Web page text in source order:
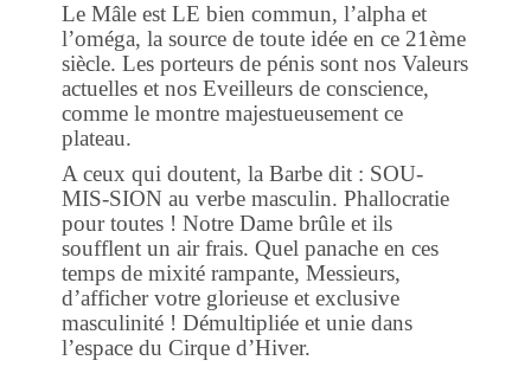
Le Mâle est LE bien commun, l’alpha et
l’oméga, la source de toute idée en ce 21ème
siècle. Les porteurs de pénis sont nos Valeurs
actuelles et nos Eveilleurs de conscience,
comme le montre majestueusement ce
plateau.
A ceux qui doutent, la Barbe dit : SOU-
MIS-SION au verbe masculin. Phallocratie
pour toutes ! Notre Dame brûle et ils
soufflent un air frais. Quel panache en ces
temps de mixité rampante, Messieurs,
d’afficher votre glorieuse et exclusive
masculinité ! Démultipliée et unie dans
l’espace du Cirque d’Hiver.